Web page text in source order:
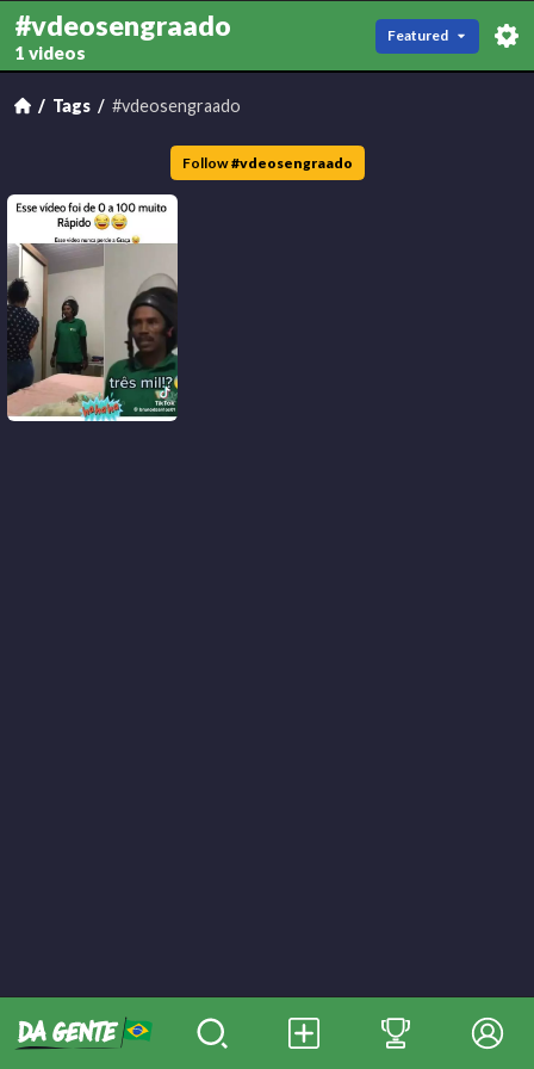
#vdeosengraado
1 videos
Featured
Tags #vdeosengraado
Follow #vdeosengraado